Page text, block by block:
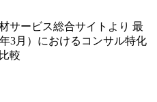
サービス総合サイトより 最
3月）におけるコンサル特化
較